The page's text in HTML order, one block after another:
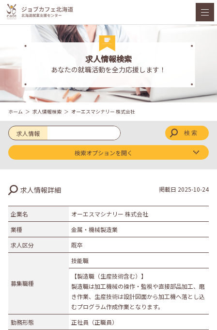
求人情報検索
あなたの就職活動を全力応援します！
ホーム 求人情報検索 オーエスマシナリー 株式会社
求人情報
検索オプションを開く
業種
農林水産業
建設業
食品製造業
金属・機械製造業
その他の製造業
通信業・情報サービス業
運輸業
卸売・小売業
求人情報詳細 掲載日 2025-10-24
企業名
オーエスマシナリー 株式会社
業種
金属・機械製造業
求人区分
既卒
募集職種
技能職
【製造職（生産技術含む）】
製造職は加工機械の操作・監視や直接部品加工、磨
き作業、生産技術は設計図面から加工機へ落とし込
むプログラム作成作業となります。
勤務形態
正社員（正職員）